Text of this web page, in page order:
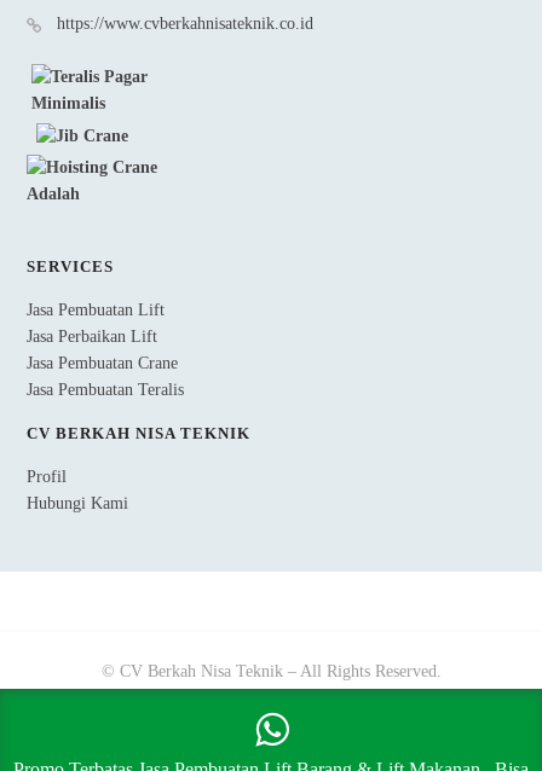
https://www.cvberkahnisateknik.co.id
SERVICES
Jasa Pembuatan Lift
Jasa Perbaikan Lift
Jasa Pembuatan Crane
Jasa Pembuatan Teralis
CV BERKAH NISA TEKNIK
Profil
Hubungi Kami
© CV Berkah Nisa Teknik – All Rights Reserved.